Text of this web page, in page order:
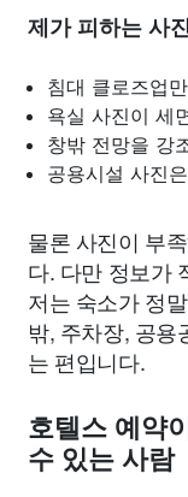
제가 피하는 사
침대 클로즈업
욕실 사진이 세
창밖 전망을 강
공용시설 사진
물론 사진이 부
다. 다만 정보가
저는 숙소가 정
밖, 주차장, 공용
는 편입니다.
호텔스 예약
수 있는 사람